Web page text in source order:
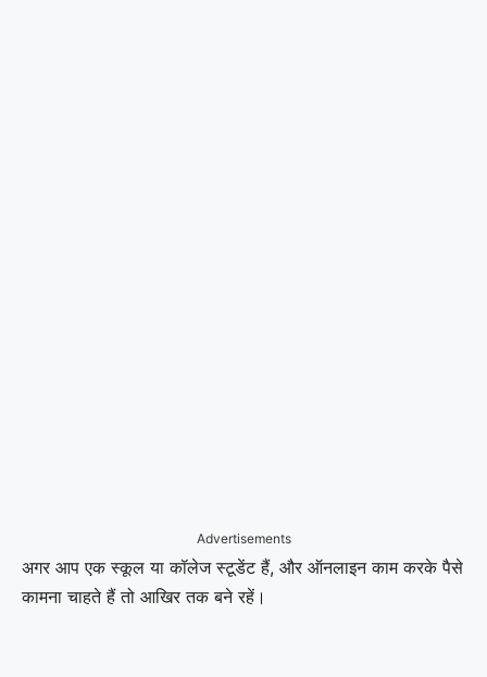
Advertisements
अगर आप एक स्कूल या कॉलेज स्टूडेंट हैं, और ऑनलाइन काम करके पैसे
कामना चाहते हैं तो आखिर तक बने रहें।